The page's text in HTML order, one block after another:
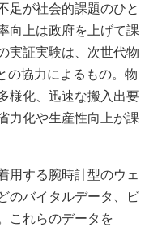
足が社会的課題のひと
向上は政府を上げて課
実証実験は、次世代物
の協力によるもの。物
様化、迅速な搬入出要
力化や生産性向上が課
用する腕時計型のウェ
のバイタルデータ、ビ
これらのデータを